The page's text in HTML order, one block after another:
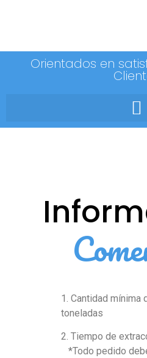
Orientados en
1. Cantidad mínima
toneladas
2. Tiempo de
*Todo pedido